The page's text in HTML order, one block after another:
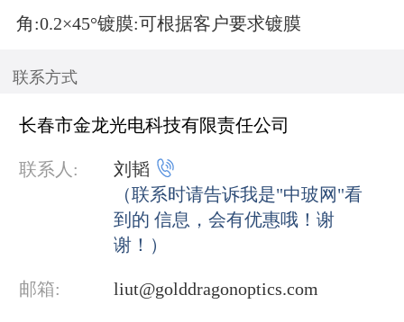
角:0.2×45°镀膜:可根据客户要求镀膜
联系方式
长春市金龙光电科技有限责任公司
联系人: 刘韬 
（联系时请告诉我是"中玻网"看
到的 信息，会有优惠哦！谢
谢！）
邮箱: liut@golddragonoptics.com